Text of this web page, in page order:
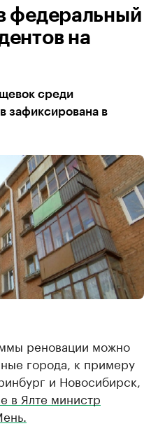
федеральный
на
среди
зафиксирована в
реновации можно
города, к примеру
и Новосибирск,
в Ялте министр